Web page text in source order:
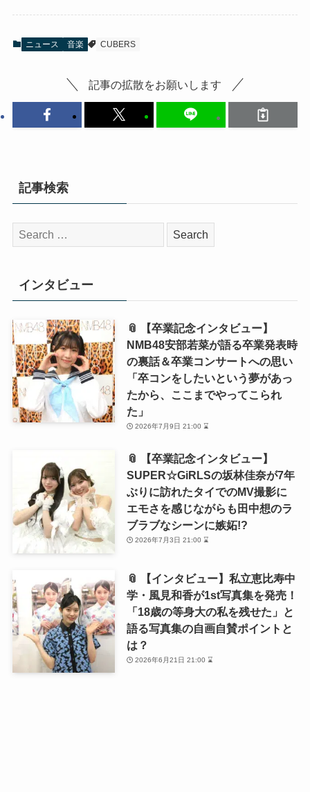
ニュース 音楽 CUBERS
記事の拡散をお願いします
記事検索
検
索:
インタビュー
📎 【卒業記念インタビュー】
NMB48安部若菜が語る卒業発表時
の裏話＆卒業コンサートへの思い
「卒コンをしたいという夢があっ
たから、ここまでやってこられ
た」
2026年7月9日 21:00 ⌛
📎 【卒業記念インタビュー】
SUPER☆GiRLSの坂林佳奈が7年
ぶりに訪れたタイでのMV撮影に
エモさを感じながらも田中想のラ
ブラブなシーンに嫉妬!?
2026年7月3日 21:00 ⌛
📎 【インタビュー】私立恵比寿中
学・風見和香が1st写真集を発売！
「18歳の等身大の私を残せた」と
語る写真集の自画自賛ポイントと
は？
2026年6月21日 21:00 ⌛